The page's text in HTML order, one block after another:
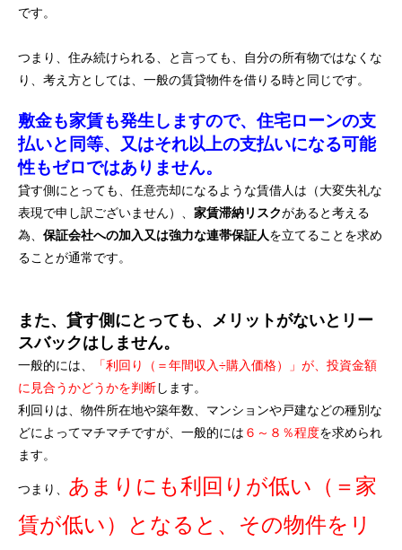
です。
つまり、住み続けられる、と言っても、自分の所有物ではなくな
り、考え方としては、一般の賃貸物件を借りる時と同じです。
敷金も家賃も発生しますので、住宅ローンの支
払いと同等、又はそれ以上の支払いになる可能
性もゼロではありません。
貸す側にとっても、任意売却になるような賃借人は（大変失礼な
表現で申し訳ございません）、 家賃滞納リスクがあると考える
為、 保証会社への加入又は強力な連帯保証人を立てることを求め
ることが通常です。
また、貸す側にとっても、メリットがないとリー
スバックはしません。
一般的には、
「利回り（＝年間収入÷購入価格）」が、投資金額
に見合うかどうかを判断します。
利回りは、物件所在地や築年数、マンションや戸建などの種別な
どによってマチマチですが、一般的には ６～８％程度を求められ
ます。
つまり、 あまりにも利回りが低い（＝家
賃が低い）となると、その物件をリ